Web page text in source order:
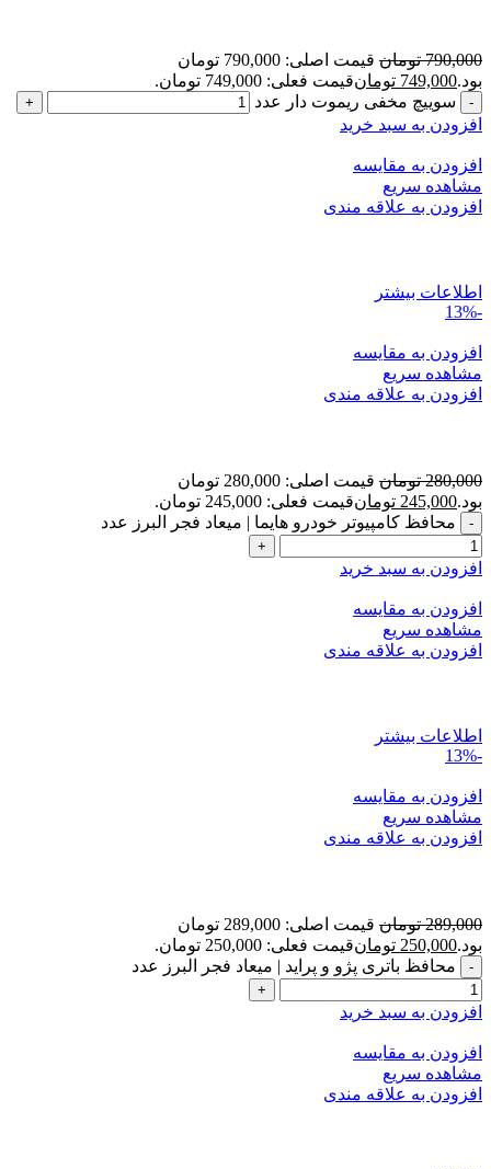
790,000 تومان
قیمت اصلی: 790,000 تومان
بود.749,000 تومانقیمت فعلی: 749,000 تومان.
سوییچ مخفی ریموت دار عدد
افزودن به سبد خرید
افزودن به مقایسه
مشاهده سریع
افزودن به علاقه مندی
اطلاعات بیشتر
-13%
افزودن به مقایسه
مشاهده سریع
افزودن به علاقه مندی
280,000 تومان
قیمت اصلی: 280,000 تومان
بود.245,000 تومانقیمت فعلی: 245,000 تومان.
‌محافظ کامپیوتر خودرو هایما | میعاد فجر البرز عدد
افزودن به سبد خرید
افزودن به مقایسه
مشاهده سریع
افزودن به علاقه مندی
اطلاعات بیشتر
-13%
افزودن به مقایسه
مشاهده سریع
افزودن به علاقه مندی
289,000 تومان
قیمت اصلی: 289,000 تومان
بود.250,000 تومانقیمت فعلی: 250,000 تومان.
‌محافظ باتری پژو و پراید | میعاد فجر البرز عدد
افزودن به سبد خرید
افزودن به مقایسه
مشاهده سریع
افزودن به علاقه مندی